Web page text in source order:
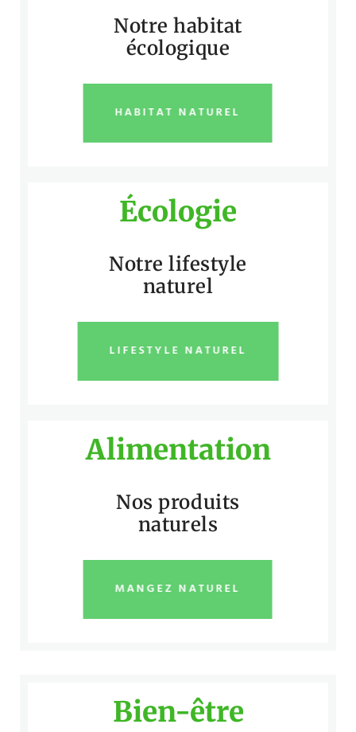
Notre habitat
écologique
HABITAT NATUREL
Écologie
Notre lifestyle
naturel
LIFESTYLE NATUREL
Alimentation
Nos produits
naturels
MANGEZ NATUREL
Bien-être